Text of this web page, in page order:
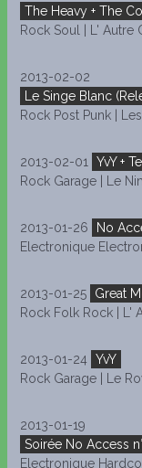
The Heavy + The
Rock Soul | L' Autre
2013-02-02
Le Singe Blanc
Rock Post Punk |
2013-02-01
YvY +
Rock Garage | Le
2013-01-26
No
Electronique
2013-01-25
Great
Rock Folk Rock | L'
2013-01-24
YvY
Rock Garage | Le
2013-01-19
Soirée No Access
Electronique